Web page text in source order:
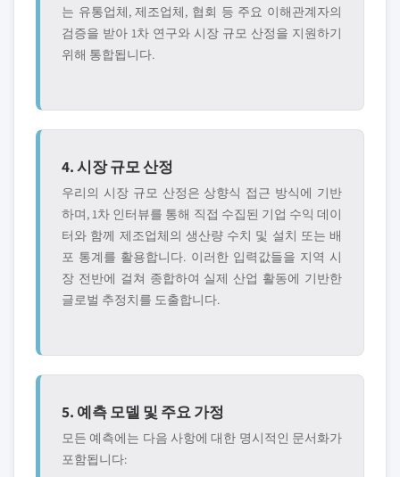
는 유통업체, 제조업체, 협회 등 주요 이해관계자의
검증을 받아 1차 연구와 시장 규모 산정을 지원하기
위해 통합됩니다.
4. 시장 규모 산정
우리의 시장 규모 산정은 상향식 접근 방식에 기반
하며, 1차 인터뷰를 통해 직접 수집된 기업 수익 데이
터와 함께 제조업체의 생산량 수치 및 설치 또는 배
포 통계를 활용합니다. 이러한 입력값들을 지역 시
장 전반에 걸쳐 종합하여 실제 산업 활동에 기반한
글로벌 추정치를 도출합니다.
5. 예측 모델 및 주요 가정
모든 예측에는 다음 사항에 대한 명시적인 문서화가
포함됩니다: